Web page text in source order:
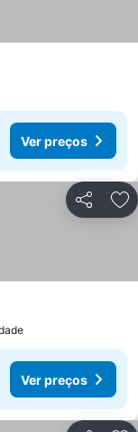
Ver preços
Partilhar
Ver preços